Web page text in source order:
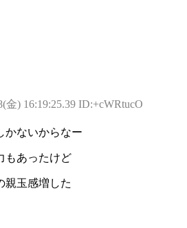
金) 16:19:25.39 ID:+cWRtucO
かないからなー
もあったけど
親玉感増した